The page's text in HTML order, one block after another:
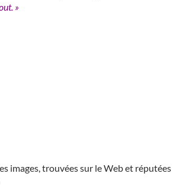
»
images, trouvées sur le Web et réputées